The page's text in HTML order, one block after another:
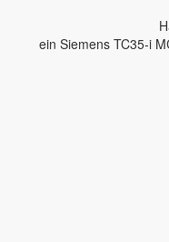
ein Siemens TC35-i